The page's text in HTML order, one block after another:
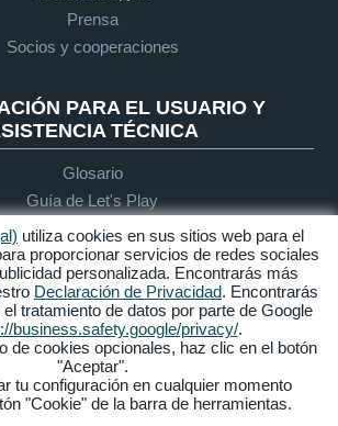
Prensa
Socios y cooperaciones
PARA EL USUARIO Y
TÉCNICA
Glosario
Guía de Let's Play
Soporte
de
datos
Condiciones
generales de
contratación
Accesibilidad
Gestionar Cookies
utiliza cookies en sus sitios web para el
proporcionar servicios de redes sociales
personalizada. Encontrarás más
Declaración de Privacidad. Encontrarás
tratamiento de datos por parte de Google
business.safety.google/privacy/.
de cookies opcionales, haz clic en el botón
"Aceptar".
tu configuración en cualquier momento
"Cookie" de la barra de herramientas.